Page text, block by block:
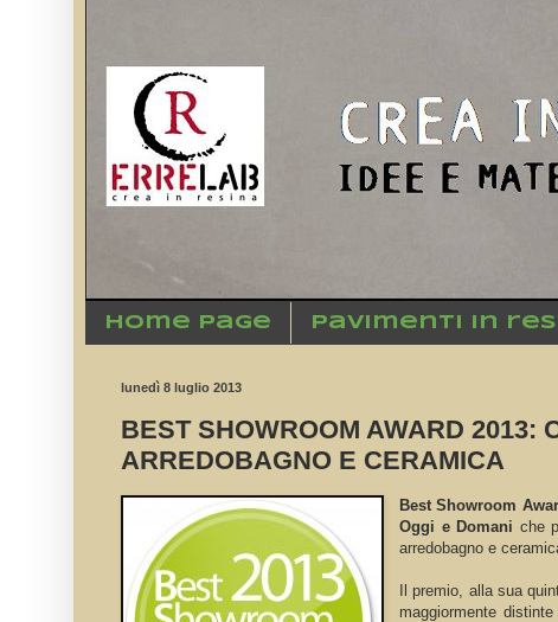
Home Page Pavimenti in
lunedì 8 luglio 2013
BEST SHOWROOM AWARD 2013:
ARREDOBAGNO E CERAMICA
Best Showroom
Oggi e Domani che
arredobagno e
Il premio, alla sua
maggiormente